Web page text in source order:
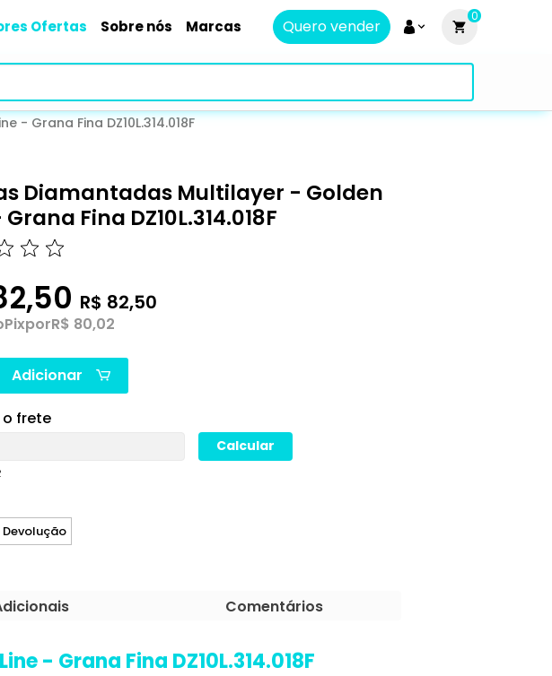
Ofertas Sobre nós Marcas Quero vender
0
Grana Fina DZ10L.314.018F
Diamantadas Multilayer - Golden
Fina DZ10L.314.018F
R$ 82,50
PixporR$ 80,02
Adicionar
frete
Devolução
Comentários
- Grana Fina DZ10L.314.018F